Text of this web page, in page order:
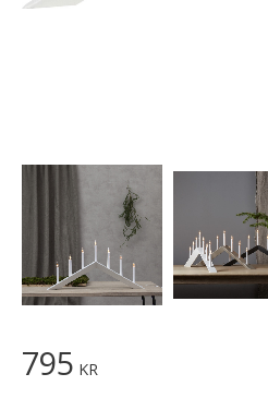
795 KR